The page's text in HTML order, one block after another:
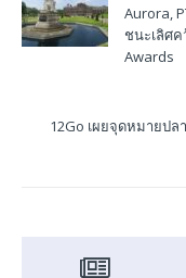
Aurora,
ชนะเลิศค
Awards
12Go เผยจุดหมายป